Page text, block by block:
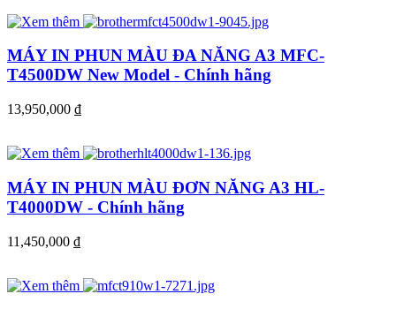
MÁY IN PHUN MÀU ĐA NĂNG A3 MFC-
T4500DW New Model - Chính hãng
13,950,000 đ
MÁY IN PHUN MÀU ĐƠN NĂNG A3 HL-
T4000DW - Chính hãng
11,450,000 đ